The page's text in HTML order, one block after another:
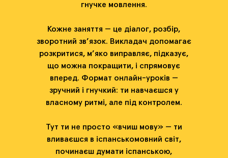
гнучке мовлення.
Кожне заняття — це діалог, розбір,
зворотний зв’язок. Викладач допомагає
розкритися, м’яко виправляє, підказує,
що можна покращити, і спрямовує
вперед. Формат онлайн-уроків —
зручний і гнучкий: ти навчаєшся у
власному ритмі, але під контролем.
Тут ти не просто «вчиш мову» — ти
вливаєшся в іспанськомовний світ,
починаєш думати іспанською,